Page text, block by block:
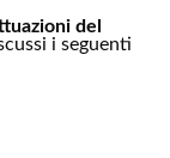
del
i seguenti